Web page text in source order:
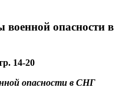
военной опасности в
14-20
опасности в СНГ